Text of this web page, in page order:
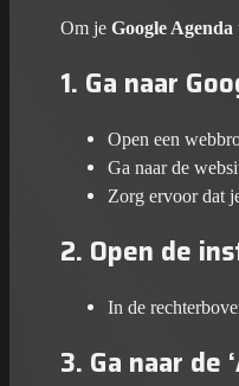
Om je Google Agenda
1. Ga naar
Open een
Ga naar de
Zorg ervoor dat
2. Open de
In de
3. Ga naar de